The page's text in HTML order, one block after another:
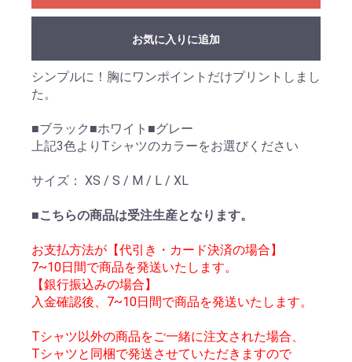
お気に入りに追加
シンプルに！胸にワンポイントだけプリントしまし
た。
■ブラック■ホワイト■グレー
上記3色よりTシャツのカラーをお選びください
サイズ： XS / S / M / L / XL
■こちらの商品は受注生産となります。
お支払方法が【代引き・カード決済の場合】
7~10日間で商品を発送いたします。
【銀行振込みの場合】
入金確認後、7~10日間で商品を発送いたします。
Tシャツ以外の商品をご一緒に注文された場合、
Tシャツと同梱で発送させていただきますので